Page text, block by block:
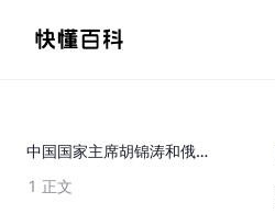
中国国家主席胡锦涛和俄罗斯总统梅德韦杰夫关于《中俄睦邻友好合作条约》签署10周年联合声明
1 正文